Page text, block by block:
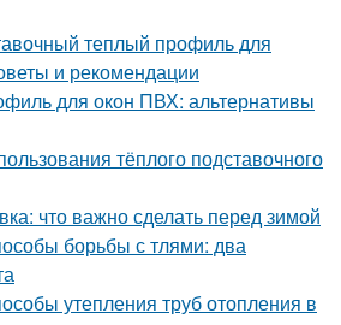
теплый профиль для
и рекомендации
для окон ПВХ: альтернативы
тёплого подставочного
что важно сделать перед зимой
борьбы с тлями: два
утепления труб отопления в